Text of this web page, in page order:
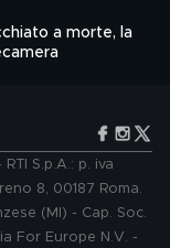
a morte, la
S.p.A.: p. iva
8, 00187 Roma.
(MI) - Cap. Soc.
For Europe N.V. -